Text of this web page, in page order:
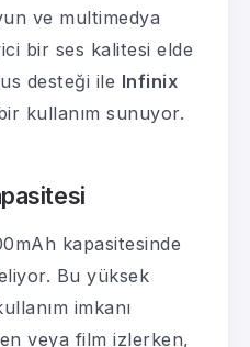
ve multimedya
bir ses kalitesi elde
desteği ile Infinix
kullanım sunuyor.
kapasitesinde
Bu yüksek
imkanı
veya film izlerken,